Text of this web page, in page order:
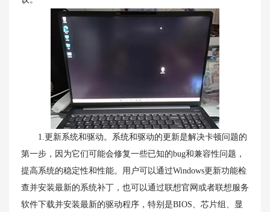
1.更新系统和驱动。系统和驱动的更新是解决卡顿问题的
第一步，因为它们可能会修复一些已知的bug和兼容性问题，
提高系统的稳定性和性能。用户可以通过Windows更新功能检
查并安装最新的系统补丁，也可以通过联想官网或者联想服务
软件下载并安装最新的驱动程序，特别是BIOS、芯片组、显